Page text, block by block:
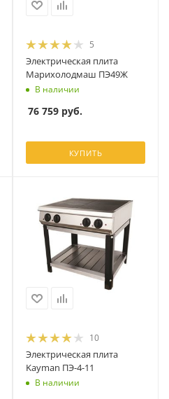
5
Электрическая плита
Марихолодмаш ПЭ49Ж
В наличии
76 759 руб.
КУПИТЬ
10
Электрическая плита
Kayman ПЭ-4-11
В наличии